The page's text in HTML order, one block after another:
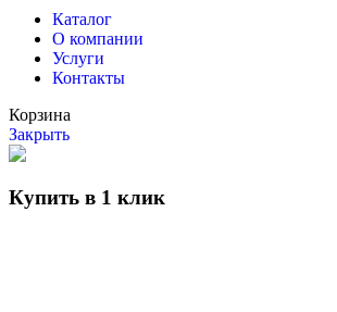
Каталог
О компании
Услуги
Контакты
Корзина
Закрыть
Купить в 1 клик